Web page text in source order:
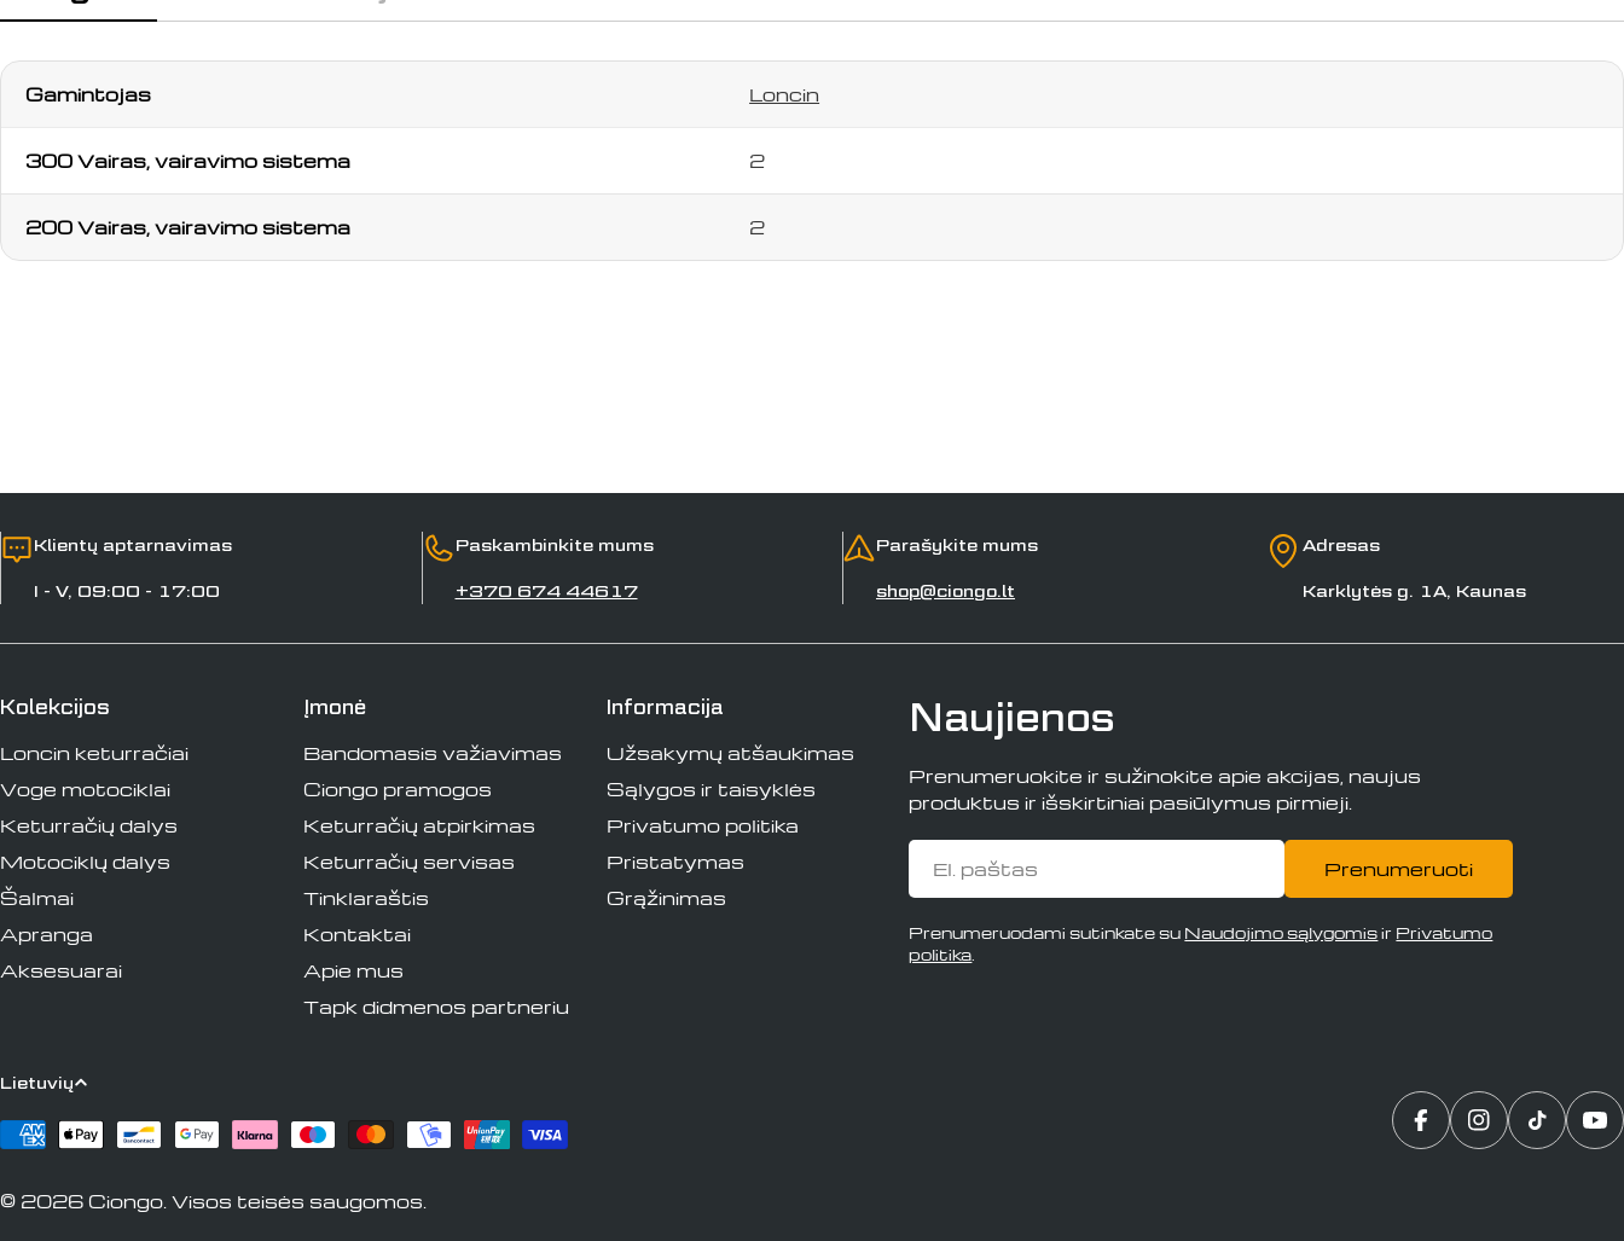
Siųsti klausimą
Gamintojas Loncin
300 Vairas, vairavimo sistema 2
200 Vairas, vairavimo sistema 2
Klientų aptarnavimas
I - V, 09:00 - 17:00
Paskambinkite mums
+370 674 44617
Parašykite mums
shop@ciongo.lt
Adresas
Karklytės g. 1A, Kaunas
Kolekcijos
Loncin keturračiai
Voge motociklai
Keturračių dalys
Motociklų dalys
Šalmai
Apranga
Aksesuarai
Įmonė
Bandomasis važiavimas
Ciongo pramogos
Keturračių atpirkimas
Keturračių servisas
Tinklaraštis
Kontaktai
Apie mus
Tapk didmenos partneriu
Informacija
Užsakymų atšaukimas
Sąlygos ir taisyklės
Privatumo politika
Pristatymas
Grąžinimas
Naujienos
Prenumeruokite ir sužinokite apie akcijas, naujus
produktus ir išskirtiniai pasiūlymus pirmieji.
El.
paštas
Prenumeruoti
Prenumeruodami sutinkate su Naudojimo sąlygomisir Privatumo
politika
K
a
l
Lietuvių
Apmokėjimo
Translation„Instagram“
„TikTok“
© 2026 Ciongo. Visos teisės saugomos.